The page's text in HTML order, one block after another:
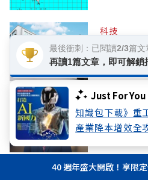
Just For You
知識包下載》重
產業降本增效全
科技
川湖股價
股」做什
產經
管理學大
決勝AI靠人
話題
40 週年盛大開啟！享限
最後衝刺：已閱讀2/3篇文
再讀1篇文章，即可解鎖